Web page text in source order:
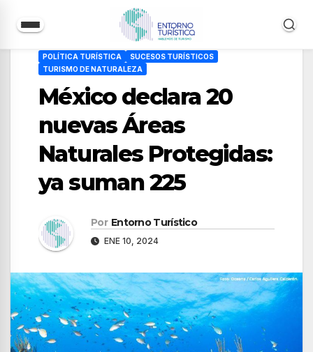
POLÍTICA TURÍSTICA
SUCESOS TURÍSTICOS
TURISMO DE NATURALEZA
México declara 20
nuevas Áreas
Naturales Protegidas:
ya suman 225
Por Entorno Turístico
ENE 10, 2024